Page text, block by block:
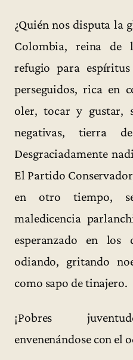
¿Quién nos disputa la
Colombia, reina de
refugio para
perseguidos, rica en
oler, tocar y gustar,
negativas, tierra
Desgraciadamente
El Partido
en otro tiempo,
maledicencia
esperanzado en
odiando, gritando
como sapo de tinajero.
¡Pobres
envenenándose con el